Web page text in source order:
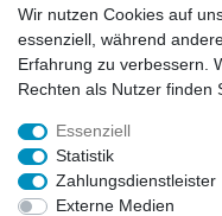
© Copyright 2026 | Alle
Handelsgesellschaft mbH.
Alle Markennamen,
und Beschreibungen sind
Eigentümer und dienen
Wir nutzen Cookies auf
essenziell, während
Erfahrung zu verbessern.
Rechten als Nutzer finden
Essenziell
Statistik
Zahlungsdienstleister
Externe Medien